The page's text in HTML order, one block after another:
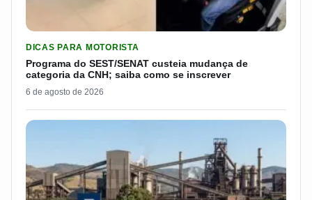
DICAS PARA MOTORISTA
Programa do SEST/SENAT custeia mudança de
categoria da CNH; saiba como se inscrever
6 de agosto de 2026